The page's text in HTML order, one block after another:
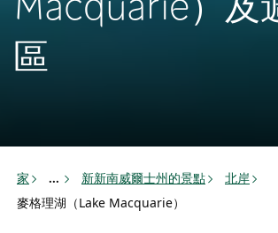
Macquarie）及
區
家 ... 新新南威爾士州的景點
北岸
麥格理湖（Lake Macquarie）